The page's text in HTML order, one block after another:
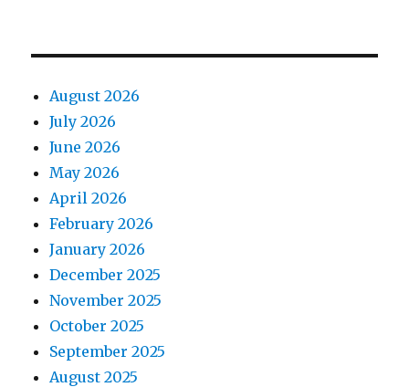
August 2026
July 2026
June 2026
May 2026
April 2026
February 2026
January 2026
December 2025
November 2025
October 2025
September 2025
August 2025